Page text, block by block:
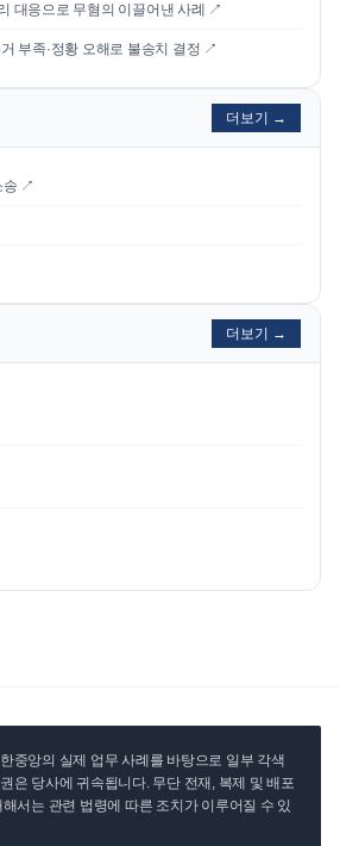
대응으로 무혐의 이끌어낸 사례 ↗
부족·정황 오해로 불송치 결정 ↗
더보기 →
송 ↗
더보기 →
중앙의 실제 업무 사례를 바탕으로 일부 각색
은 당사에 귀속됩니다. 무단 전재, 복제 및 배포
서는 관련 법령에 따른 조치가 이루어질 수 있